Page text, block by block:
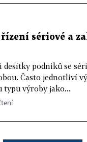
sériové a
desítky podniků se
Často jednotliví
typu výroby jako...